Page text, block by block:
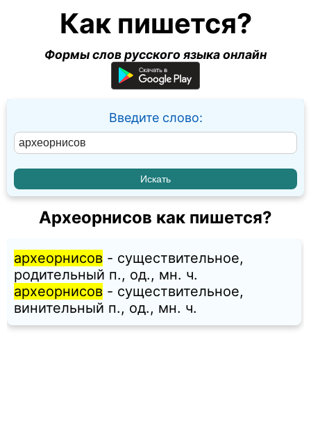
Как пишется?
Формы слов русского языка онлайн
Введите слово:
Археорнисов как пишется?
археорнисов - существительное,
родительный п., од., мн. ч.
археорнисов - существительное,
винительный п., од., мн. ч.